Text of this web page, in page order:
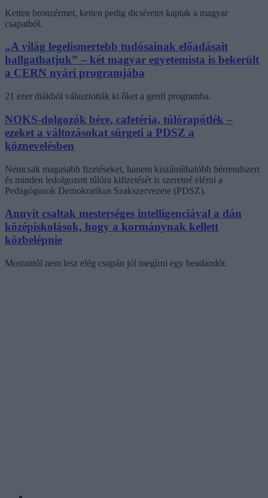
Ketten bronzérmet, ketten pedig dicséretet kaptak a magyar
csapatból.
„A világ legelismertebb tudósainak előadásait
hallgathatjuk” – két magyar egyetemista is bekerült
a CERN nyári programjába
21 ezer diákból választották ki őket a genfi programba.
NOKS-dolgozók bére, cafetéria, túlórapótlék –
ezeket a változásokat sürgeti a PDSZ a
köznevelésben
Nemcsak magasabb fizetéseket, hanem kiszámíthatóbb bérrendszert
és minden ledolgozott túlóra kifizetését is szeretné elérni a
Pedagógusok Demokratikus Szakszervezete (PDSZ).
Annyit csaltak mesterséges intelligenciával a dán
középiskolások, hogy a kormánynak kellett
közbelépnie
Mostantól nem lesz elég csupán jól megírni egy beadandót.